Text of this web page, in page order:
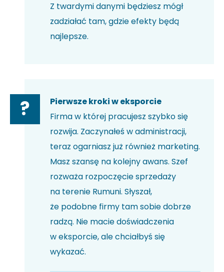
Z twardymi danymi będziesz mógł
zadziałać tam, gdzie efekty będą
najlepsze.
?
Pierwsze kroki w eksporcie
Firma w której pracujesz szybko się
rozwija. Zaczynałeś w administracji,
teraz ogarniasz już również marketing.
Masz szansę na kolejny awans. Szef
rozważa rozpoczęcie sprzedaży
na terenie Rumuni. Słyszał,
że podobne firmy tam sobie dobrze
radzą. Nie macie doświadczenia
w eksporcie, ale chciałbyś się
wykazać.